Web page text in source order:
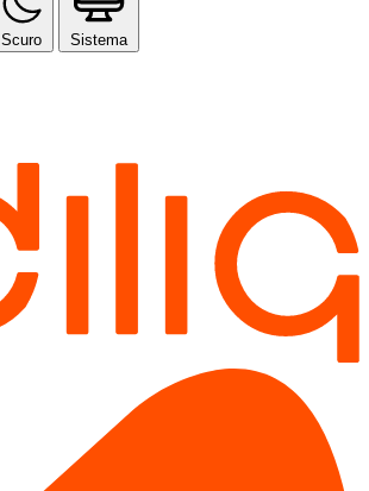
Scuro Sistema